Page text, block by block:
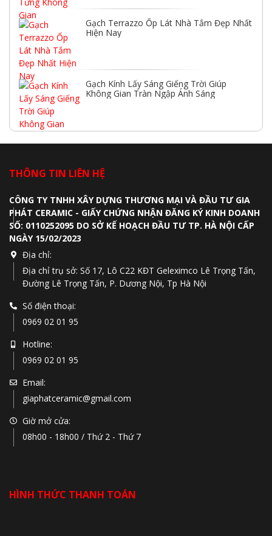
Gạch Terrazzo Ốp Lát Nhà Tắm Đẹp Nhất
Hiện Nay
Gạch Kính Lấy Sáng Giếng Trời Giúp
Không Gian Tràn Ngập Ánh Sáng
THÔNG TIN LIÊN HỆ
CÔNG TY TNHH XÂY DỰNG THƯƠNG MẠI VÀ ĐẦU TƯ GIA
PHÁT CERAMIC - GIẤY CHỨNG NHẬN ĐĂNG KÝ KINH DOANH
SỐ: 0110252095 DO SỞ KẾ HOẠCH ĐẦU TƯ TP. HÀ NỘI CẤP
NGÀY 15/02/2023
Địa chỉ:
Địa chỉ trụ sở: Số 17, Lô C22 KĐT Geleximco Lê Trọng Tấn,
Đường Lê Trọng Tấn, P. Dương Nội, Tp Hà Nội
Số điện thoại:
0969 02 01 95
Hotline:
0969 02 01 95
Email:
giaphatceramic@gmail.com
Giờ mở cửa:
08h00 - 18h00 / Thứ 2 - Thứ 7
HÌNH THỨC THANH TOÁN